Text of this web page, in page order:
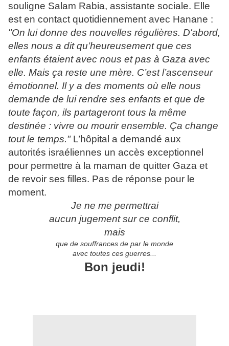
souligne Salam Rabia, assistante sociale. Elle
est en contact quotidiennement avec Hanane :
"On lui donne des nouvelles régulières. D'abord,
elles nous a dit qu’heureusement que ces
enfants étaient avec nous et pas à Gaza avec
elle. Mais ça reste une mère. C’est l’ascenseur
émotionnel. Il y a des moments où elle nous
demande de lui rendre ses enfants et que de
toute façon, ils partageront tous la même
destinée : vivre ou mourir ensemble. Ça change
tout le temps."L’hôpital a demandé aux
autorités israéliennes un accès exceptionnel
pour permettre à la maman de quitter Gaza et
de revoir ses filles. Pas de réponse pour le
moment.
Je ne me permettrai
aucun jugement sur ce conflit,
mais
que de souffrances de par le monde
avec toutes ces guerres...
Bon jeudi!